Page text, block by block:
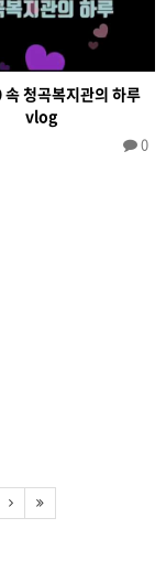
청곡복지관의 하루
vlog
0